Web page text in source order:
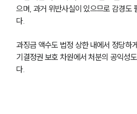
으며, 과거 위반사실이 있으므로 감경도
다.
과징금 액수도 법정 상한 내에서 정당하
기결정권 보호 차원에서 처분의 공익성
다.